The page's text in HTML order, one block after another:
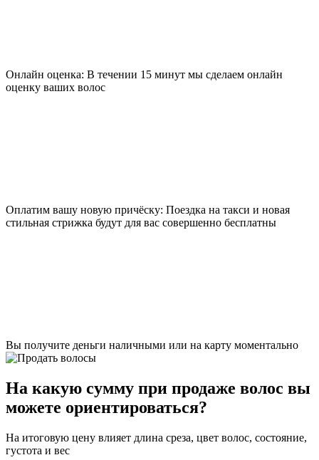
Онлайн оценка: В течении 15 минут мы сделаем онлайн
оценку ваших волос
Оплатим вашу новую причёску: Поездка на такси и новая
стильная стрижка будут для вас совершенно бесплатны
Вы получите деньги наличными или на карту моментально
На какую сумму при продаже волос вы
можете ориентироваться?
На итоговую цену влияет длина среза, цвет волос, состояние,
густота и вес